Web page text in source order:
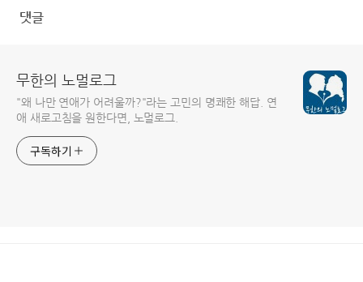
댓글
무한의 노멀로그
"왜 나만 연애가 어려울까?"라는 고민의 명쾌한 해답. 연
애 새로고침을 원한다면, 노멀로그.
구독하기